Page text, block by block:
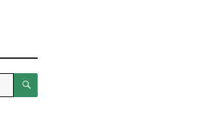
Zoeken